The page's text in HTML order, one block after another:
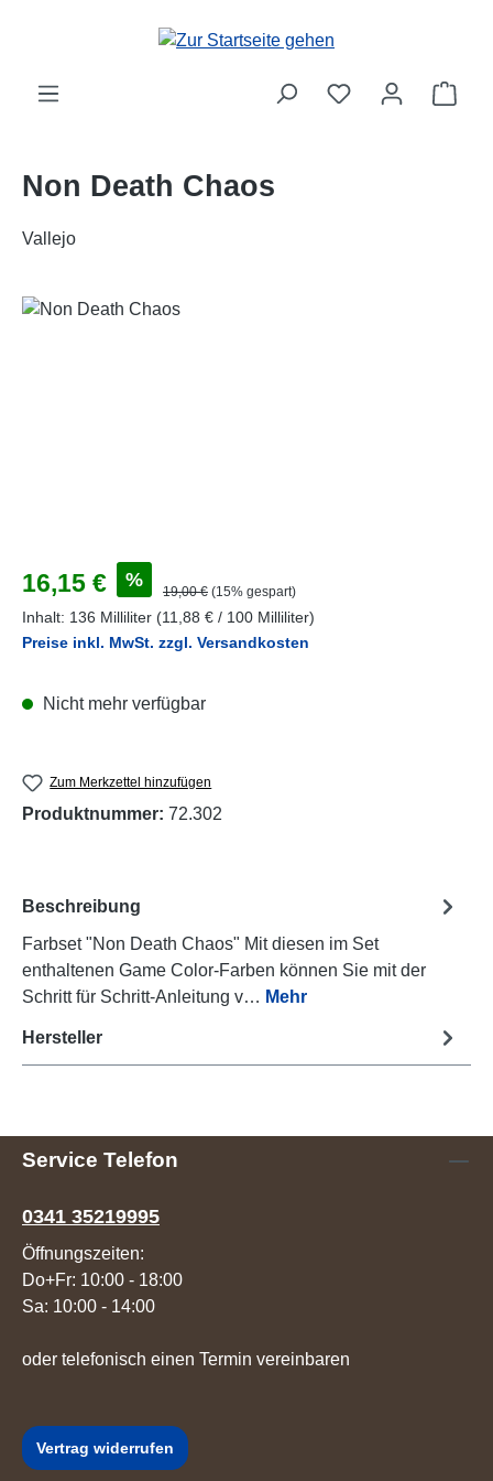
Zum Hauptinhalt springen
Non Death Chaos
Vallejo
Bildergalerie überspringen
Verkaufspreis:
16,15 € % Regulärer Preis:
19,00 € (15% gespart)
Inhalt: 136 Milliliter (11,88 € / 100 Milliliter)
Preise inkl. MwSt. zzgl. Versandkosten
Nicht mehr verfügbar
Zum Merkzettel hinzufügen
Produktnummer: 72.302
Beschreibung
Farbset "Non Death Chaos" Mit diesen im Set
enthaltenen Game Color-Farben können Sie mit der
Schritt für Schritt-Anleitung v… Mehr
Hersteller
Service Telefon
0341 35219995
Öffnungszeiten:
Do+Fr: 10:00 - 18:00
Sa: 10:00 - 14:00
oder telefonisch einen Termin vereinbaren
Vertrag widerrufen